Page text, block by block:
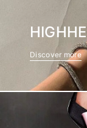
Discover more